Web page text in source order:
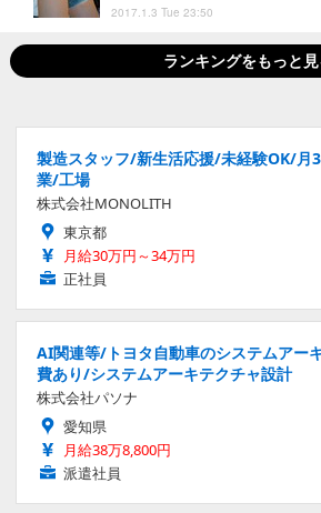
2017.1.3 Tue 23:50
ランキングをもっと
製造スタッフ/新生活応援/未経験OK/月
業/工場
株式会社MONOLITH
東京都
月給30万円～34万円
正社員
AI関連等/トヨタ自動車のシステムアー
費あり/システムアーキテクチャ設計
株式会社パソナ
愛知県
月給38万8,800円
派遣社員